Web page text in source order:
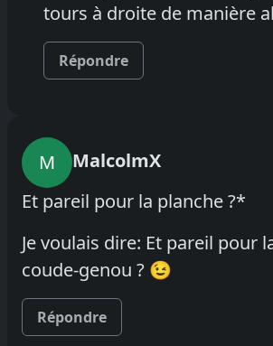
tours à droite de manière
Répondre
M
MalcolmX
Et pareil pour la planche ?*
Je voulais dire: Et pareil pour
coude-genou ? 😉
Répondre